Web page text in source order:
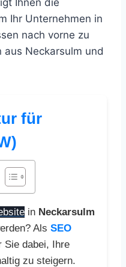
Ihnen die
Ihr Unternehmen in
nach vorne zu
aus Neckarsulm und
für
in Neckarsulm
Als SEO
Sie dabei, Ihre
zu steigern.